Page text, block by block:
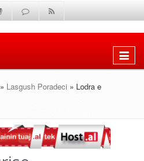
Shfaq
» Lasgush Poradeci » Lodra e